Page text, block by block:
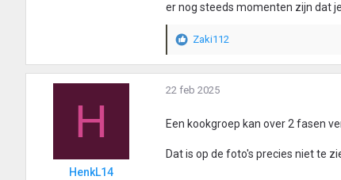
er nog steeds momenten zijn dat
W
a
r
r
n
Zaki112
H
HenkL14
22 feb 2025
Een kookgroep kan over 2 fasen
Dat is op de foto's precies niet te